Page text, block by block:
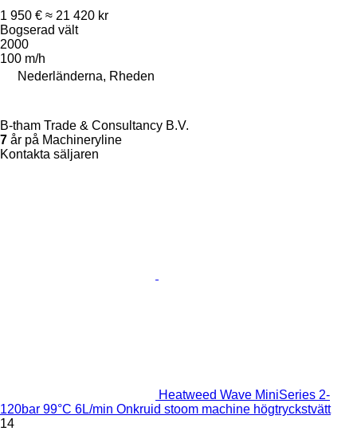
1 950 € ≈ 21 420 kr
Bogserad vält
2000
100 m/h
Nederländerna, Rheden
B-tham Trade & Consultancy B.V.
7 år på Machineryline
Kontakta säljaren
Heatweed Wave MiniSeries 2-
120bar 99°C 6L/min Onkruid stoom machine högtryckstvätt
14